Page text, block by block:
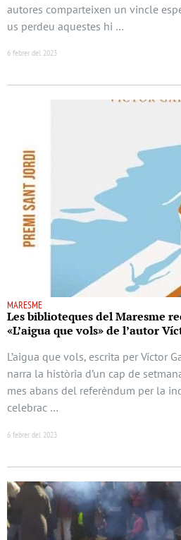
autores comparteixen un vincle
us perdeu aquestes hi …
6 febrer del 2023
MARESME
Les biblioteques del Maresme
«L’aigua que vols» de l’autor
L’aigua que vols, escrita per Víctor
narra la història d’un cap de
mes abans del referèndum per la
celebrac …
6 febrer del 2023